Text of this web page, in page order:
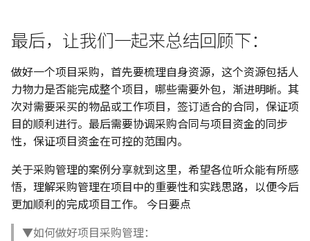
最后，让我们一起来总结回顾下：
做好一个项目采购，首先要梳理自身资源，这个资源包括人
力物力是否能完成整个项目，哪些需要外包，渐进明晰。其
次对需要采买的物品或工作项目，签订适合的合同，保证项
目的顺利进行。最后需要协调采购合同与项目资金的同步
性，保证项目资金在可控的范围内。
关于采购管理的案例分享就到这里，希望各位听众能有所感
悟，理解采购管理在项目中的重要性和实践思路，以便今后
更加顺利的完成项目工作。 今日要点
▼如何做好项目采购管理：